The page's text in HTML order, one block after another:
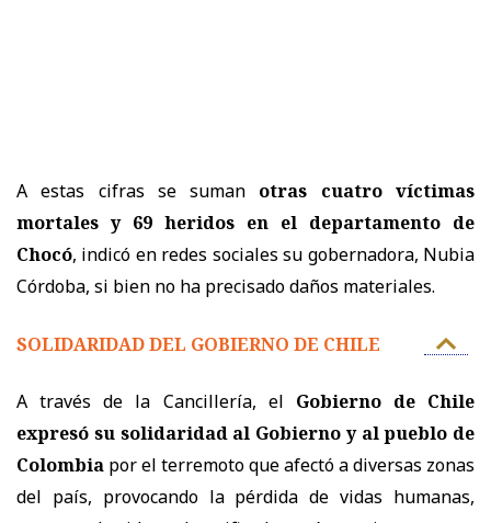
A estas cifras se suman otras cuatro víctimas
mortales y 69 heridos en el departamento de
Chocó, indicó en redes sociales su gobernadora, Nubia
Córdoba, si bien no ha precisado daños materiales.
SOLIDARIDAD DEL GOBIERNO DE CHILE
A través de la Cancillería, el Gobierno de Chile
expresó su solidaridad al Gobierno y al pueblo de
Colombia por el terremoto que afectó a diversas zonas
del país, provocando la pérdida de vidas humanas,